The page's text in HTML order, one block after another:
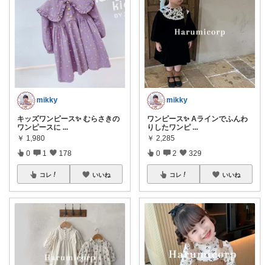
mikky
キッズワンピース✨ むらさきの
ワンピースに ...
￥ 1,980
0 1 178
コレ いいね
mikky
ワンピース✨ Aラインでふんわ
りしたワンピ ...
￥ 2,285
0 2 329
コレ いいね